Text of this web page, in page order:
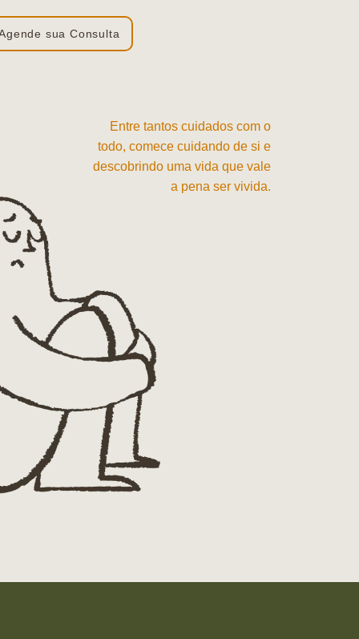
sua Consulta
Entre tantos cuidados com o
todo, comece cuidando de si e
descobrindo uma vida que vale
a pena ser vivida.